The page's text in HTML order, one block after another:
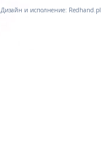
Дизайн и исполнение: Redhand.pl